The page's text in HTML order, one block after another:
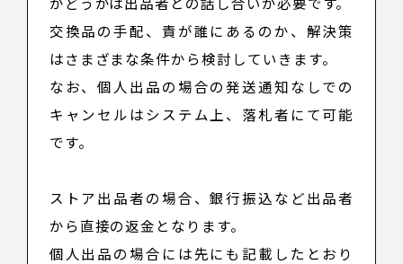
交換品の手配、責が誰にあるのか、解決策
はさまざまな条件から検討していきます。
なお、個人出品の場合の発送通知なしでの
キャンセルはシステム上、落札者にて可能
です。
ストア出品者の場合、銀行振込など出品者
から直接の返金となります。
個人出品の場合には先にも記載したとおり